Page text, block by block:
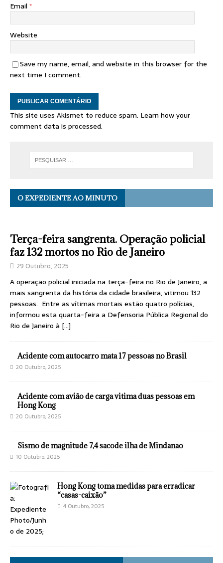
Email *
Website
Save my name, email, and website in this browser for the
next time I comment.
This site uses Akismet to reduce spam. Learn how your
comment data is processed.
O EXPEDIENTE AO MINUTO
Terça-feira sangrenta. Operação policial
faz 132 mortos no Rio de Janeiro
29 Outubro, 2025
A operação policial iniciada na terça-feira no Rio de Janeiro, a
mais sangrenta da história da cidade brasileira, vitimou 132
pessoas. Entre as vítimas mortais estão quatro polícias,
informou esta quarta-feira a Defensoria Pública Regional do
Rio de Janeiro à […]
Acidente com autocarro mata 17 pessoas no Brasil
20 Outubro, 2025
Acidente com avião de carga vitima duas pessoas em
Hong Kong
20 Outubro, 2025
Sismo de magnitude 7,4 sacode ilha de Mindanao
10 Outubro, 2025
Hong Kong toma medidas para erradicar
“casas-caixão”
4 Outubro, 2025